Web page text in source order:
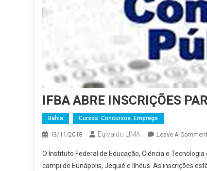
IFBA ABRE INSCRIÇÕES
Bahia Cursos. Concursos. Emprego
13/11/2018 Egivaldo LIMA Leave A Comment
O Instituto Federal de Educação, Ciência e
campi de Eunápolis, Jequié e Ilhéus. As inscrições